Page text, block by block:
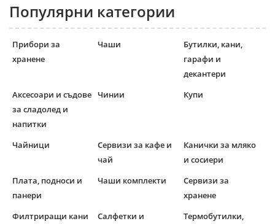
Популярни категории
Прибори за
хранене
Чаши
Бутилки, кани,
гарафи и
декантери
Аксесоари и съдове
за сладолед и
напитки
Чинии Купи
Чайници
Сервизи за кафе и
чай
Канички за мляко
и сосиери
Плата, подноси и
панери
Чаши комплекти
Сервизи за
хранене
Филтриращи кани
Салфетки и
Термобутилки,